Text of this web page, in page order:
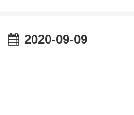
2020-09-09